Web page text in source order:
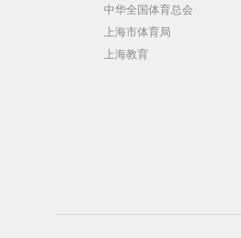
中华全国体育总会
上海市体育局
上海教育